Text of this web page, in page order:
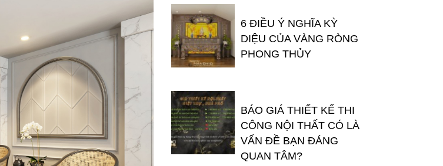
6 ĐIỀU Ý NGHĨA KỲ
DIỆU CỦA VÀNG RÒNG
PHONG THỦY
BÁO GIÁ THIẾT KẾ THI
CÔNG NỘI THẤT CÓ LÀ
VẤN ĐỀ BẠN ĐÁNG
QUAN TÂM?